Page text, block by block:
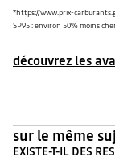
*https://www.prix-
SP95 : environ 50% moins
découvrez les
sur le même
EXISTE-T-IL DES